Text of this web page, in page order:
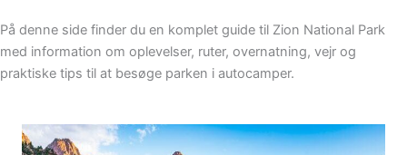
På denne side finder du en komplet guide til Zion National Park
med information om oplevelser, ruter, overnatning, vejr og
praktiske tips til at besøge parken i autocamper.